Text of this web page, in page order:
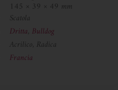
145 × 39 × 49 mm
Scatola
Dritta, Bulldog
Acrilico, Radica
Francia